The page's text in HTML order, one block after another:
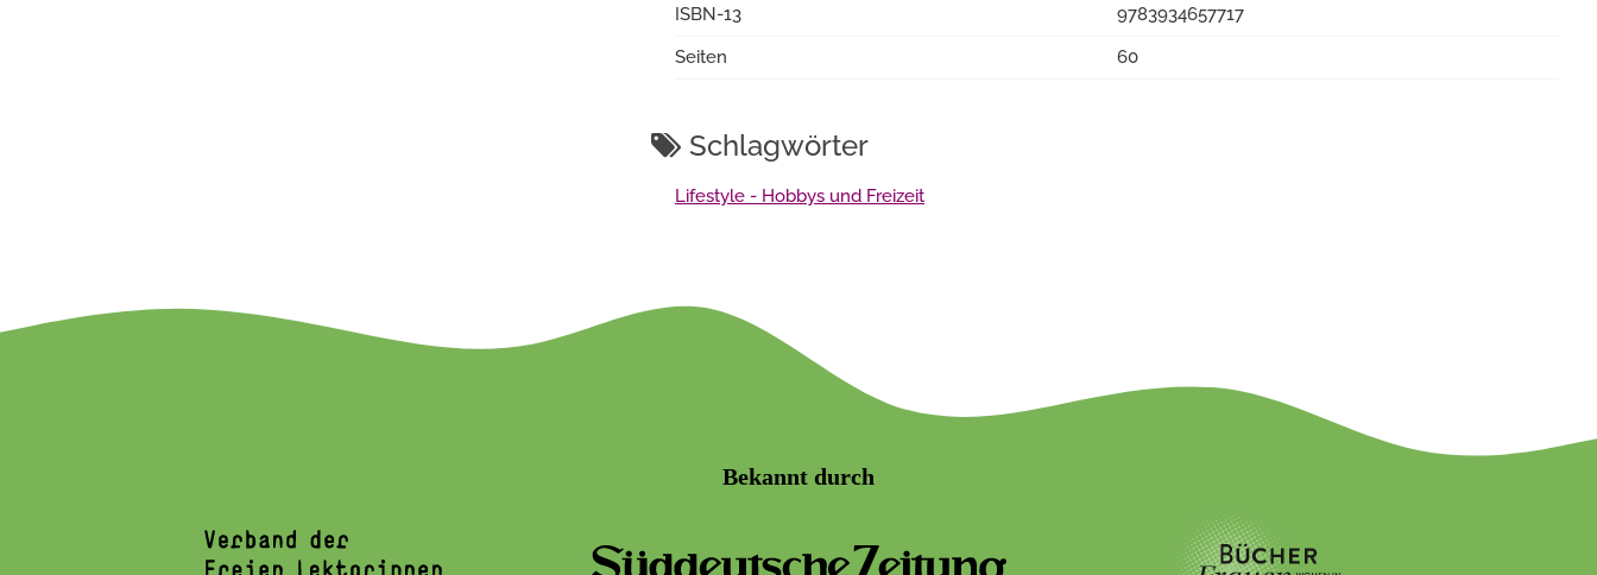
ISBN-13
9783934657717
Seiten
60
Schlagwörter
Lifestyle - Hobbys und Freizeit
Bekannt durch